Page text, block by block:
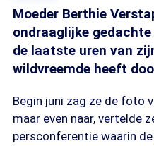
Moeder Berthie
ondraaglijke
de laatste uren van
wildvreemde heeft
Begin juni zag ze de foto
maar even naar, vertelde
persconferentie waarin